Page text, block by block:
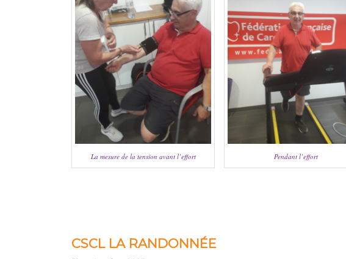
La mesure de la tension avant l’effort Pendant l’effort
CSCL LA RANDONNÉE